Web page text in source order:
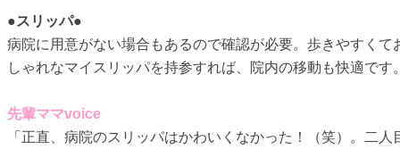
●スリッパ●
病院に用意がない場合もあるので確認が必要。歩きやすくて
しゃれなマイスリッパを持参すれば、院内の移動も快適です
先輩ママvoice
「正直、病院のスリッパはかわいくなかった！（笑）。二人